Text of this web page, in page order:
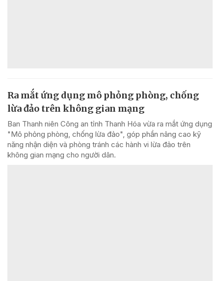
Ra mắt ứng dụng mô phỏng phòng, chống
lừa đảo trên không gian mạng
Ban Thanh niên Công an tỉnh Thanh Hóa vừa ra mắt ứng dụng
"Mô phỏng phòng, chống lừa đảo", góp phần nâng cao kỹ
năng nhận diện và phòng tránh các hành vi lừa đảo trên
không gian mạng cho người dân.